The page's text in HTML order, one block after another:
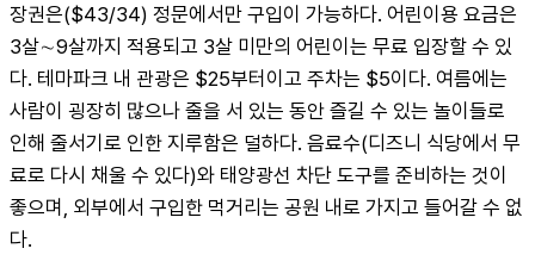
장권은($43/34) 정문에서만 구입이 가능하다. 어린이용 요금은
3살∼9살까지 적용되고 3살 미만의 어린이는 무료 입장할 수 있
다. 테마파크 내 관광은 $25부터이고 주차는 $5이다. 여름에는
사람이 굉장히 많으나 줄을 서 있는 동안 즐길 수 있는 놀이들로
인해 줄서기로 인한 지루함은 덜하다. 음료수(디즈니 식당에서 무
료로 다시 채울 수 있다)와 태양광선 차단 도구를 준비하는 것이
좋으며, 외부에서 구입한 먹거리는 공원 내로 가지고 들어갈 수 없
다.